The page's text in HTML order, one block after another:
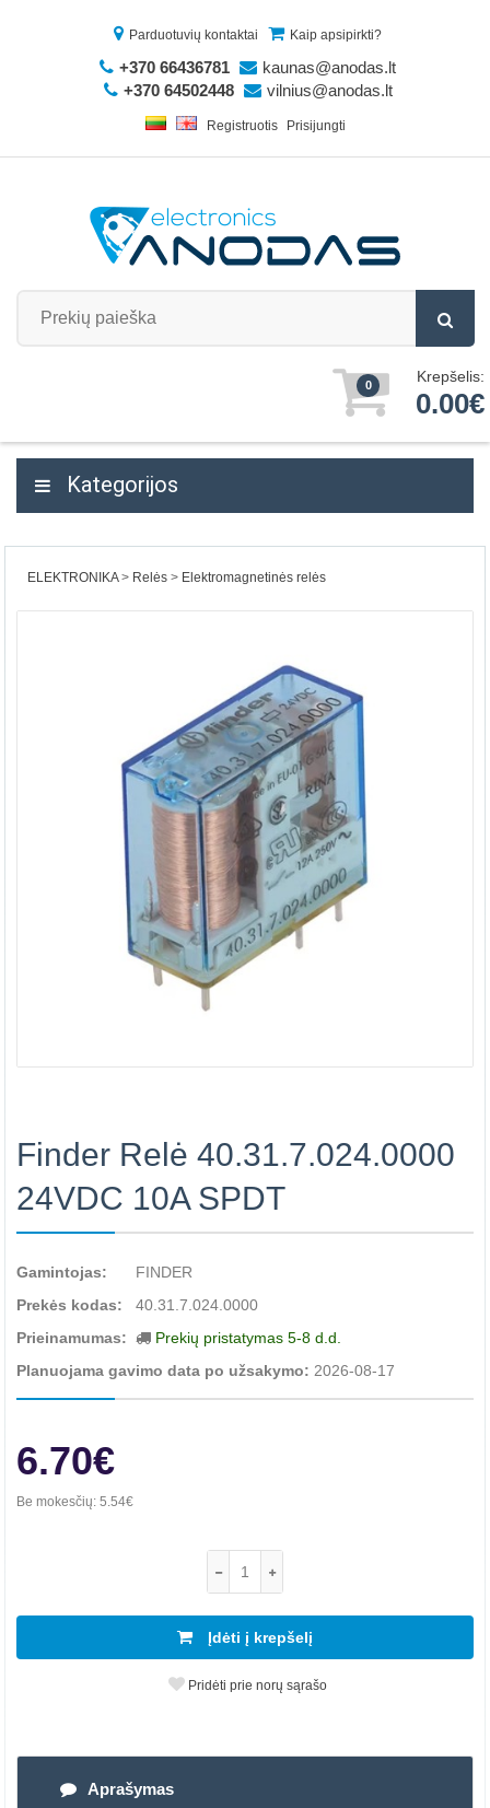
Parduotuvių kontaktai Kaip apsipirkti?
+370 66436781
kaunas@anodas.lt
+370 64502448
vilnius@anodas.lt
Registruotis Prisijungti
0 Krepšelis:
0.00€
Kategorijos
ELEKTRONIKA Relės Elektromagnetinės relės
Finder Relė 40.31.7.024.0000
24VDC 10A SPDT
Gamintojas:
FINDER
Prekės kodas:
40.31.7.024.0000
Prieinamumas:
Prekių pristatymas 5-8 d.d.
Planuojama gavimo data po užsakymo: 2026-08-17
6.70€
Be mokesčių: 5.54€
Įdėti į krepšelį
Pridėti prie norų sąrašo
Aprašymas